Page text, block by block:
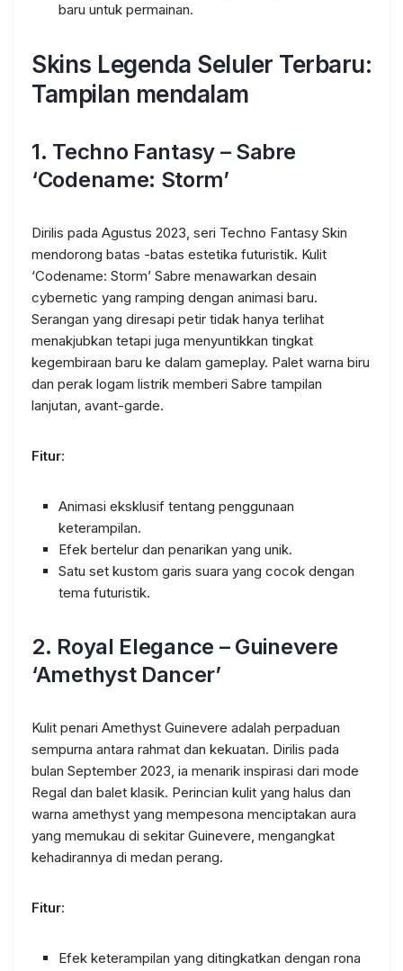
baru untuk permainan.
Skins Legenda Seluler Terbaru:
Tampilan mendalam
1. Techno Fantasy – Sabre
‘Codename: Storm’
Dirilis pada Agustus 2023, seri Techno Fantasy Skin
mendorong batas -batas estetika futuristik. Kulit
‘Codename: Storm’ Sabre menawarkan desain
cybernetic yang ramping dengan animasi baru.
Serangan yang diresapi petir tidak hanya terlihat
menakjubkan tetapi juga menyuntikkan tingkat
kegembiraan baru ke dalam gameplay. Palet warna biru
dan perak logam listrik memberi Sabre tampilan
lanjutan, avant-garde.
Fitur:
Animasi eksklusif tentang penggunaan
keterampilan.
Efek bertelur dan penarikan yang unik.
Satu set kustom garis suara yang cocok dengan
tema futuristik.
2. Royal Elegance – Guinevere
‘Amethyst Dancer’
Kulit penari Amethyst Guinevere adalah perpaduan
sempurna antara rahmat dan kekuatan. Dirilis pada
bulan September 2023, ia menarik inspirasi dari mode
Regal dan balet klasik. Perincian kulit yang halus dan
warna amethyst yang mempesona menciptakan aura
yang memukau di sekitar Guinevere, mengangkat
kehadirannya di medan perang.
Fitur:
Efek keterampilan yang ditingkatkan dengan rona